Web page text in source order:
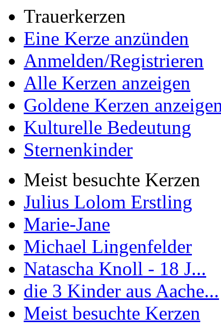
Trauerkerzen
Eine Kerze anzünden
Anmelden/Registrieren
Alle Kerzen anzeigen
Goldene Kerzen
Kulturelle Bedeutung
Sternenkinder
Meist besuchte Kerzen
Julius Lolom Erstling
Marie-Jane
Michael Lingenfelder
Natascha Knoll - 18 J...
die 3 Kinder aus Aache...
Meist besuchte Kerzen